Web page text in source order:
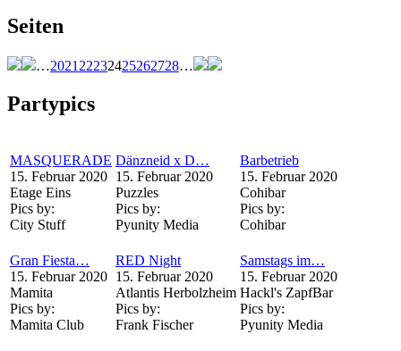
Seiten
…2021 22232425262728…
Partypics
MASQUERADE
15. Februar 2020
Etage Eins
Pics by:
City Stuff
Dänzneid x D…
15. Februar 2020
Puzzles
Pics by:
Pyunity Media
Barbetrieb
15. Februar 2020
Cohibar
Pics by:
Cohibar
Gran Fiesta…
15. Februar 2020
Mamita
Pics by:
Mamita Club
RED Night
15. Februar 2020
Atlantis Herbolzheim
Pics by:
Frank Fischer
Samstags im…
15. Februar 2020
Hackl's ZapfBar
Pics by:
Pyunity Media